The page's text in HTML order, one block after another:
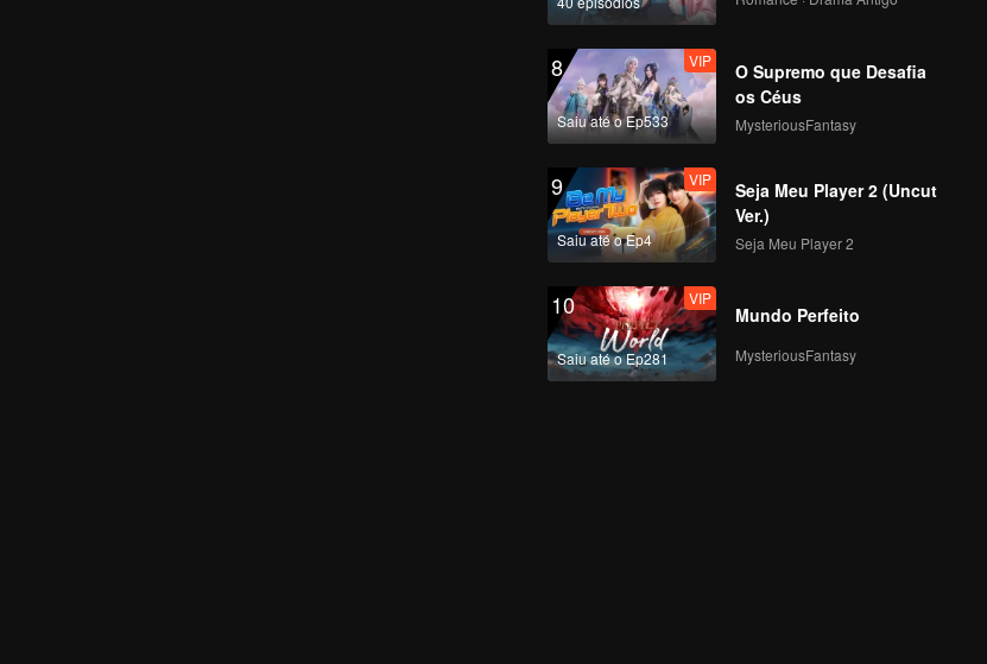
8
Saiu até o Ep533
VIP
O Supremo que Desafia
os Céus
MysteriousFantasy
9
Saiu até o Ep4
VIP
Seja Meu Player 2 (Uncut
Ver.)
Seja Meu Player 2
10
Saiu até o Ep281
VIP
Mundo Perfeito
MysteriousFantasy